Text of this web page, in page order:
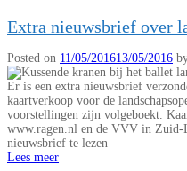
Extra nieuwsbrief over
Posted on 11/05/201613/05/2016
Er is een extra nieuwsbrief
kaartverkoop voor de
voorstellingen zijn volgeboekt.
www.ragen.nl en de VVV in
nieuwsbrief te lezen
Lees meer